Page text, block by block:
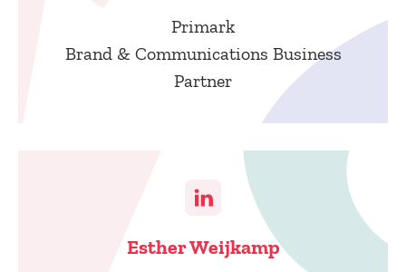
Primark
Brand & Communications Business
Partner
Esther Weijkamp